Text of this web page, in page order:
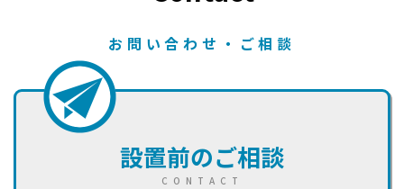
お問い合わせ・ご相談
設置前のご相談
CONTACT